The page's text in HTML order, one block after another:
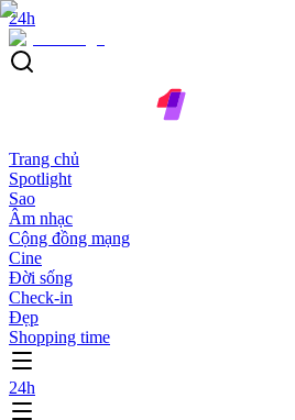
24h
Trang chủ
Spotlight
Sao
Âm nhạc
Cộng đồng mạng
Cine
Đời sống
Check-in
Đẹp
Shopping time
24h